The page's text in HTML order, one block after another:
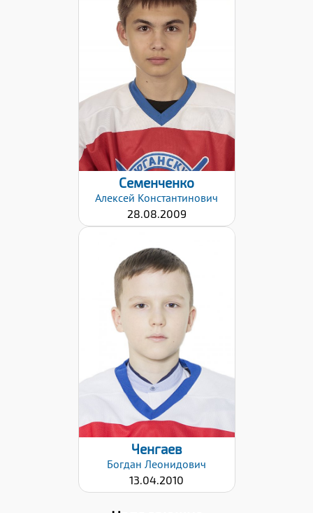
Дата заявки:
09.12.2021
Семенченко
Алексей Константинович
28.08.2009
Хват клюшки:
Левый
Дата заявки:
09.12.2021
Ченгаев
Богдан Леонидович
13.04.2010